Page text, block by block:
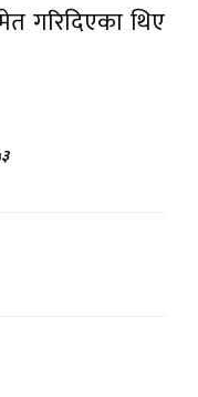
गरिदिएका थिए